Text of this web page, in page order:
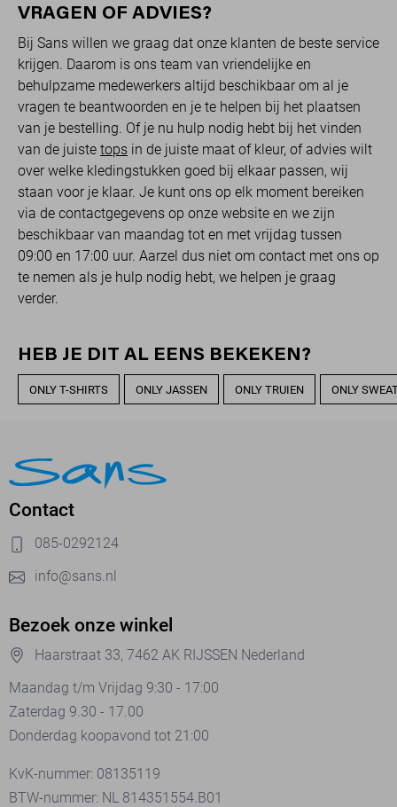
VRAGEN OF ADVIES?
Bij Sans willen we graag dat onze klanten de beste service
krijgen. Daarom is ons team van vriendelijke en
behulpzame medewerkers altijd beschikbaar om al je
vragen te beantwoorden en je te helpen bij het plaatsen
van je bestelling. Of je nu hulp nodig hebt bij het vinden
van de juiste tops in de juiste maat of kleur, of advies wilt
over welke kledingstukken goed bij elkaar passen, wij
staan voor je klaar. Je kunt ons op elk moment bereiken
via de contactgegevens op onze website en we zijn
beschikbaar van maandag tot en met vrijdag tussen
09:00 en 17:00 uur. Aarzel dus niet om contact met ons op
te nemen als je hulp nodig hebt, we helpen je graag
verder.
HEB JE DIT AL EENS BEKEKEN?
ONLY T-SHIRTS ONLY JASSEN ONLY TRUIEN ONLY
Contact
085-0292124
info@sans.nl
Bezoek onze winkel
Haarstraat 33, 7462 AK RIJSSEN Nederland
Maandag t/m Vrijdag 9:30 - 17:00
Zaterdag 9.30 - 17.00
Donderdag koopavond tot 21:00
KvK-nummer: 08135119
BTW-nummer: NL 814351554.B01